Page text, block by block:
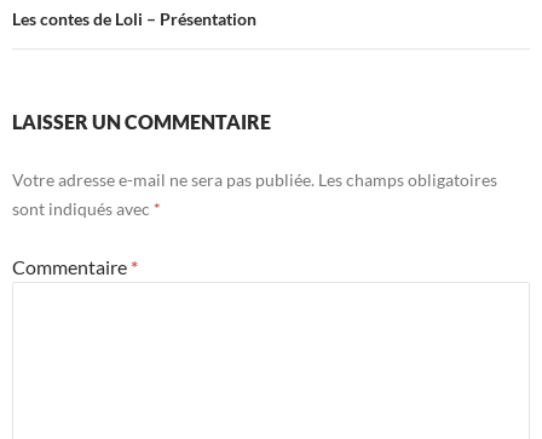
Les contes de Loli – Présentation
LAISSER UN COMMENTAIRE
Votre adresse e-mail ne sera pas publiée. Les champs obligatoires
sont indiqués avec *
Commentaire *